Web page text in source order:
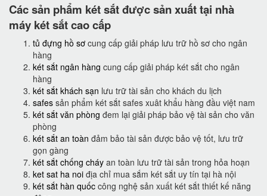
Các sản phẩm két sắt được sản xuất tại nhà
máy két sắt cao cấp
tủ đựng hồ sơ cung cấp giải pháp lưu trữ hồ sơ cho ngân
hàng
két sắt ngân hàng cung cấp giải pháp két sắt cho ngân
hàng
két sắt khách sạn lưu trữ tài sản cho khách du lịch
safes sản phẩm két sắt safes xuât khẩu hàng đầu việt nam
két sắt văn phòng đem lại giải pháp bảo vệ tài sản cho văn
phòng
két sắt an toàn đảm bảo tài sản được bảo vệ tốt, lưu trữ
gọn gàng
két sắt chống cháy an toàn lưu trữ tài sản trong hỏa hoạn
ket sat ha noi địa chỉ mua sắm két sắt uy tín tại hà nội
két sắt hàn quốc công nghệ sản xuất két sắt thiết kế năng